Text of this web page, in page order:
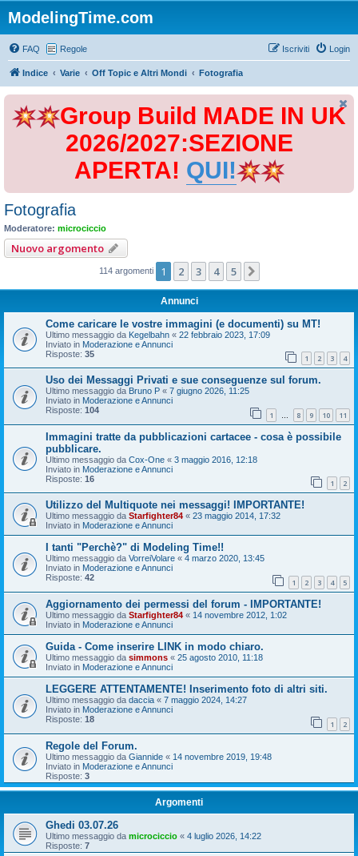
ModelingTime.com
FAQ Regole Login
Iscriviti
Indice Varie Off Topic e Altri Mondi Fotografia
Group Build MADE IN UK
2026/2027:SEZIONE
APERTA! QUI!
Fotografia
Moderatore: microciccio
Nuovo argomento
114 argomenti 1 2 3 4 5
Annunci
Come caricare le vostre immagini (e documenti) su MT!
Ultimo messaggio da Kegelbahn « 22 febbraio 2023, 17:09
Inviato in Moderazione e Annunci
Risposte: 35 1 2 3 4
Uso dei Messaggi Privati e sue conseguenze sul forum.
Ultimo messaggio da Bruno P « 7 giugno 2026, 11:25
Inviato in Moderazione e Annunci
Risposte: 104 1 … 8 9 10 11
Immagini tratte da pubblicazioni cartacee - cosa è possibile
pubblicare.
Ultimo messaggio da Cox-One « 3 maggio 2016, 12:18
Inviato in Moderazione e Annunci
Risposte: 16 1 2
Utilizzo del Multiquote nei messaggi! IMPORTANTE!
Ultimo messaggio da Starfighter84 « 23 maggio 2014, 17:32
Inviato in Moderazione e Annunci
I tanti "Perchè?" di Modeling Time!!
Ultimo messaggio da VorreiVolare « 4 marzo 2020, 13:45
Inviato in Moderazione e Annunci
Risposte: 42 1 2 3 4 5
Aggiornamento dei permessi del forum - IMPORTANTE!
Ultimo messaggio da Starfighter84 « 14 novembre 2012, 1:02
Inviato in Moderazione e Annunci
Guida - Come inserire LINK in modo chiaro.
Ultimo messaggio da simmons « 25 agosto 2010, 11:18
Inviato in Moderazione e Annunci
LEGGERE ATTENTAMENTE! Inserimento foto di altri siti.
Ultimo messaggio da daccia « 7 maggio 2024, 14:27
Inviato in Moderazione e Annunci
Risposte: 18 1 2
Regole del Forum.
Ultimo messaggio da Giannide « 14 novembre 2019, 19:48
Inviato in Moderazione e Annunci
Risposte: 3
Argomenti
Ghedi 03.07.26
Ultimo messaggio da microciccio « 4 luglio 2026, 14:22
Risposte: 7